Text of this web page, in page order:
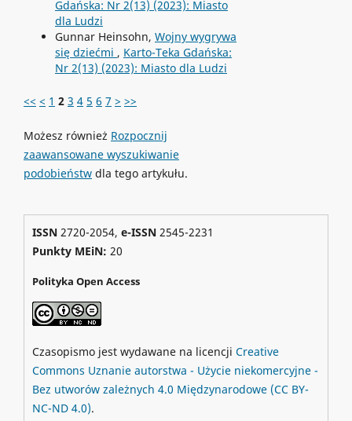
Gdańska: Nr 2(13) (2023): Miasto
dla Ludzi
Gunnar Heinsohn, Wojny wygrywa
się dziećmi , Karto-Teka Gdańska:
Nr 2(13) (2023): Miasto dla Ludzi
<< < 1 2 3 4 5 6 7 > >>
Możesz również Rozpocznij
zaawansowane wyszukiwanie
podobieństwdla tego artykułu.
ISSN2720-2054, e-ISSN2545-2231
Punkty MEiN: 20
Polityka Open Access
Czasopismo jest wydawane na licencji Creative
Commons Uznanie autorstwa - Użycie niekomercyjne -
Bez utworów zależnych 4.0 Międzynarodowe (CC BY-
NC-ND 4.0).